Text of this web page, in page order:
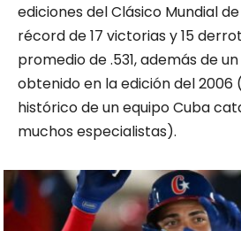
ediciones del Clásico Mundial
récord de 17 victorias y 15
promedio de .531, además de
obtenido en la edición del
histórico de un equipo Cuba
muchos especialistas).